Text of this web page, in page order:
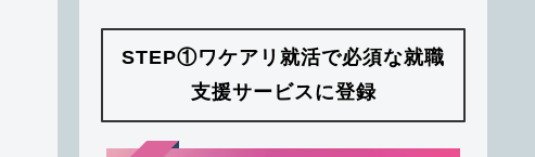
STEP①ワケアリ就活で必須な就職
支援サービスに登録